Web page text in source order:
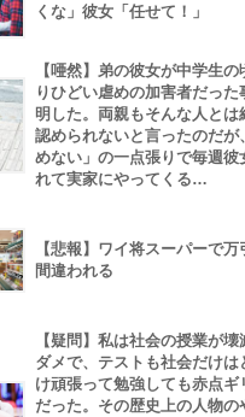
くな」彼女「任せて！」
【唖然】弟の彼女が中学生の
りひどい虐めの加害者だった
明した。両親もそんな人とは
認められないと言ったのだが
めない」の一点張りで毎週彼
れて実家にやってくる…
【悲報】ワイ将スーパーで万
間違われる
【疑問】私は社会の授業が壊
ダメで、テストも社会だけは
け頑張って勉強しても赤点ギ
だった。その歴史上の人物の